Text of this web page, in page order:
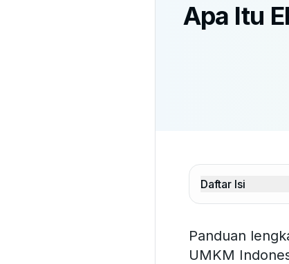
Apa Itu
Daftar Isi
Panduan
UMKM